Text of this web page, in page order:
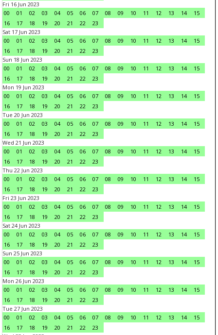
Fri 16 Jun 2023
00
01 02 03 04 05 06 07 08 09 10 11 12 13 14
15
16
17 18 19 20 21 22
23
Sat 17 Jun 2023
00
01 02 03 04 05 06 07 08 09 10 11 12 13 14
15
16
17 18 19 20 21 22
23
Sun 18 Jun 2023
00
01 02 03 04 05 06 07 08 09 10 11 12 13 14
15
16
17 18 19 20 21 22
23
Mon 19 Jun 2023
00
01 02 03 04 05 06 07 08 09 10 11 12 13 14
15
16
17 18 19 20 21 22
23
Tue 20 Jun 2023
00
01 02 03 04 05 06 07 08 09 10 11 12 13 14
15
16
17 18 19 20 21 22
23
Wed 21 Jun 2023
00
01 02 03 04 05 06 07 08 09 10 11 12 13 14
15
16
17 18 19 20 21 22
23
Thu 22 Jun 2023
00
01 02 03 04 05 06 07 08 09 10 11 12 13 14
15
16
17 18 19 20 21 22
23
Fri 23 Jun 2023
00
01 02 03 04 05 06 07 08 09 10 11 12 13 14
15
16
17 18 19 20 21 22
23
Sat 24 Jun 2023
00
01 02 03 04 05 06 07 08 09 10 11 12 13 14
15
16
17 18 19 20 21 22
23
Sun 25 Jun 2023
00
01 02 03 04 05 06 07 08 09 10 11 12 13 14
15
16
17 18 19 20 21 22
23
Mon 26 Jun 2023
00
01 02 03 04 05 06 07 08 09 10 11 12 13 14
15
16
17 18 19 20 21 22
23
Tue 27 Jun 2023
00
01 02 03 04 05 06 07 08 09 10 11 12 13 14
15
16
17 18 19 20 21 22
23